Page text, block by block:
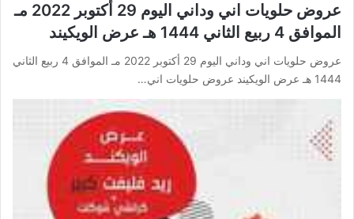
عروض حلويات اني وداني اليوم 29 أكتوبر 2022 مـ
الموافق 4 ربيع الثاني 1444 هـ عرض الويكيند
عروض حلويات اني وداني اليوم 29 أكتوبر 2022 مـ الموافق 4 ربيع الثاني
1444 هـ عرض الويكيند عروض حلويات اني…